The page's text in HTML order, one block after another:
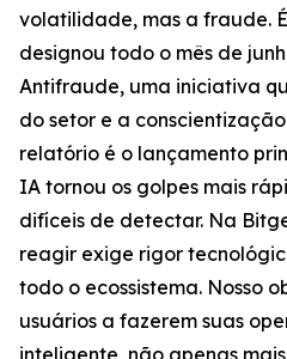
volatilidade, mas a fraude.
designou todo o mês de
Antifraude, uma iniciativa
do setor e a
relatório é o lançamento
IA tornou os golpes mais
difíceis de detectar. Na
reagir exige rigor
todo o ecossistema. Nosso
usuários a fazerem suas